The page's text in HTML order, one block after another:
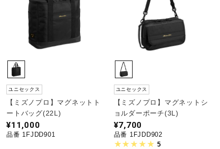
ユニセックス
【ミズノプロ】マグネットト
ートバッグ(22L)
¥11,000
品番 1FJDD901
ユニセックス
【ミズノプロ】マグネットシ
ョルダーポーチ(3L)
¥7,700
品番 1FJDD902
5